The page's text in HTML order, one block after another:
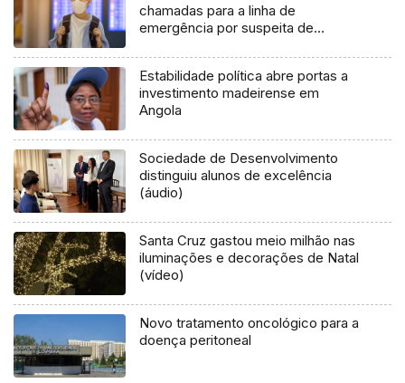
chamadas para a linha de
emergência por suspeita de
Estabilidade política abre portas a
investimento madeirense em
Angola
Sociedade de Desenvolvimento
distinguiu alunos de excelência
(áudio)
Santa Cruz gastou meio milhão nas
iluminações e decorações de Natal
(vídeo)
Novo tratamento oncológico para a
doença peritoneal